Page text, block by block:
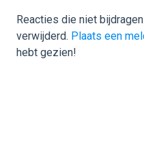
Reacties die niet
verwijderd. Plaats een
hebt gezien!